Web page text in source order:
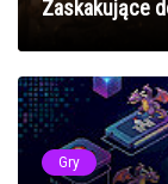
Zaskakujące
Gry